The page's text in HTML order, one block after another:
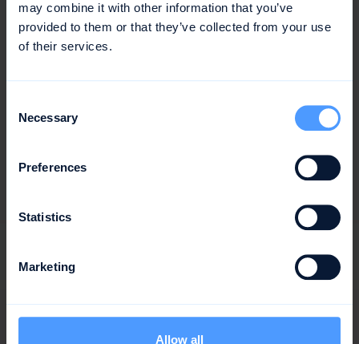
may combine it with other information that you’ve
provided to them or that they’ve collected from your use
of their services.
Selection
Necessary
Preferences
Statistics
Marketing
Allow all
Mehr erfahren